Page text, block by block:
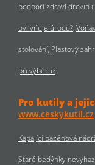
podpoří zdraví dřevin
ovlivňuje úrodu?
stolování Plastový
při výběru?
Pro kutily a
www.ceskykutil.cz
Kapající bazénová
Staré bedýnky